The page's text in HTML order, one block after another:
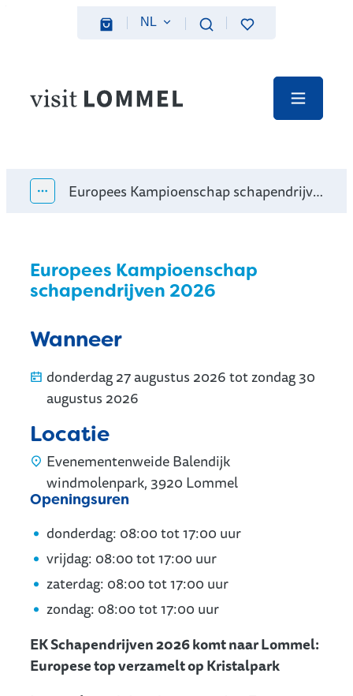
Naar inhoud
Webshop
NL
ZoekenFavorieten
Visit Lommel Menu
Toon alle broodkruimel items
Europees Kampioenschap schapendrijven 2026
Europees Kampioenschap
schapendrijven 2026
Wanneer
donderdag27 augustus 2026totzondag30
augustus 2026
Locatie
Evenementenweide Balendijk
windmolenpark,3920 Lommel
Openingsuren
donderdag: 08:00tot17:00 uur
vrijdag: 08:00tot17:00 uur
zaterdag: 08:00tot17:00 uur
zondag: 08:00tot17:00 uur
EK Schapendrijven 2026 komt naar Lommel:
Europese top verzamelt op Kristalpark